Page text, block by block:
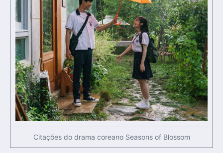
Citações do drama coreano Seasons of Blossom